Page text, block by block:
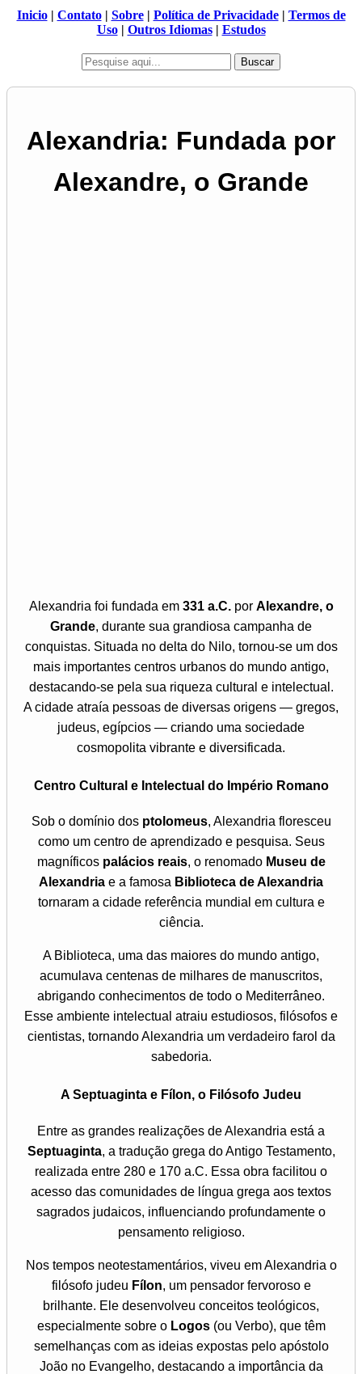
Inicio| Contato| Sobre| Política de Privacidade| Termos de
Uso| Outros Idiomas| Estudos
Buscar
Alexandria: Fundada por
Alexandre, o Grande
Alexandria foi fundada em 331 a.C.por Alexandre, o
Grande, durante sua grandiosa campanha de
conquistas. Situada no delta do Nilo, tornou-se um dos
mais importantes centros urbanos do mundo antigo,
destacando-se pela sua riqueza cultural e intelectual.
A cidade atraía pessoas de diversas origens — gregos,
judeus, egípcios — criando uma sociedade
cosmopolita vibrante e diversificada.
Centro Cultural e Intelectual do Império Romano
Sob o domínio dos ptolomeus, Alexandria floresceu
como um centro de aprendizado e pesquisa. Seus
magníficos palácios reais, o renomado Museu de
Alexandria e a famosa Biblioteca de Alexandria
tornaram a cidade referência mundial em cultura e
ciência.
A Biblioteca, uma das maiores do mundo antigo,
acumulava centenas de milhares de manuscritos,
abrigando conhecimentos de todo o Mediterrâneo.
Esse ambiente intelectual atraiu estudiosos, filósofos e
cientistas, tornando Alexandria um verdadeiro farol da
sabedoria.
A Septuaginta e Fílon, o Filósofo Judeu
Entre as grandes realizações de Alexandria está a
Septuaginta, a tradução grega do Antigo Testamento,
realizada entre 280 e 170 a.C. Essa obra facilitou o
acesso das comunidades de língua grega aos textos
sagrados judaicos, influenciando profundamente o
pensamento religioso.
Nos tempos neotestamentários, viveu em Alexandria o
filósofo judeu Fílon, um pensador fervoroso e
brilhante. Ele desenvolveu conceitos teológicos,
especialmente sobre o Logos(ou Verbo), que têm
semelhanças com as ideias expostas pelo apóstolo
João no Evangelho, destacando a importância da